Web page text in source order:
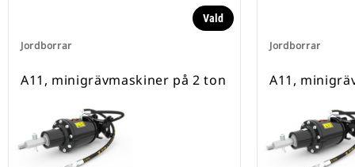
Jordborrar
Vald
A11, minigrävmaskiner på 2 ton
Jordborrar
A11,